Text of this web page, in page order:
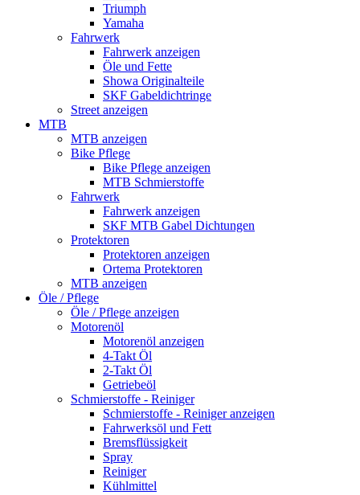
Triumph
Yamaha
Fahrwerk
Fahrwerk anzeigen
Öle und Fette
Showa Originalteile
SKF Gabeldichtringe
Street anzeigen
MTB
MTB anzeigen
Bike Pflege
Bike Pflege anzeigen
MTB Schmierstoffe
Fahrwerk
Fahrwerk anzeigen
SKF MTB Gabel Dichtungen
Protektoren
Protektoren anzeigen
Ortema Protektoren
MTB anzeigen
Öle / Pflege
Öle / Pflege anzeigen
Motorenöl
Motorenöl anzeigen
4-Takt Öl
2-Takt Öl
Getriebeöl
Schmierstoffe - Reiniger
Schmierstoffe - Reiniger anzeigen
Fahrwerksöl und Fett
Bremsflüssigkeit
Spray
Reiniger
Kühlmittel